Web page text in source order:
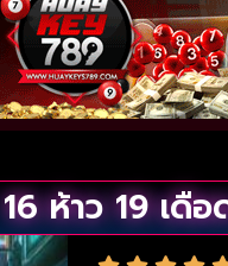
16 ห้าว 19 เดื